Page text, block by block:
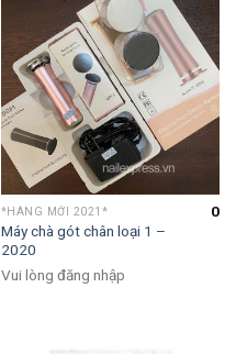
*HÀNG MỚI 2021*
Máy chà gót chân loại 1 –
2020
0
Vui lòng đăng nhập